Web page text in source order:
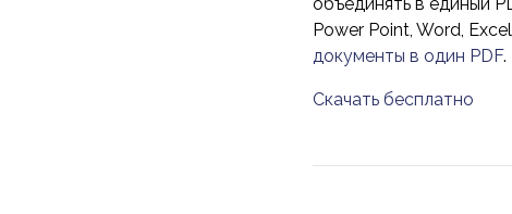
Power Point, Word,
документы в один PDF.
Скачать бесплатно